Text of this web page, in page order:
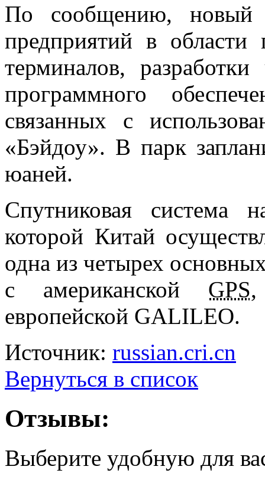
По
сообщению, новый
предприятий в области
терминалов,
программного
связанных с
«Бэйдоу». В парк
юаней.
Спутниковая система
которой Китай
одна из четырех
с
американской GPS,
европейской GALILEO.
Источник: russian.cri.cn
Вернуться в список
Отзывы:
Выберите удобную для